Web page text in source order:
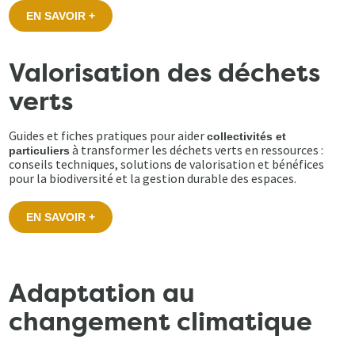
EN SAVOIR +
Valorisation des déchets
verts
Guides et fiches pratiques pour aidercollectivités et
particuliers à transformer les déchets verts en ressources :
conseils techniques, solutions de valorisation et bénéfices
pour la biodiversité et la gestion durable des espaces.
EN SAVOIR +
Adaptation au
changement climatique